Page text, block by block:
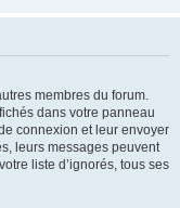
membres du forum.
dans votre panneau
connexion et leur envoyer
leurs messages peuvent
liste d’ignorés, tous ses